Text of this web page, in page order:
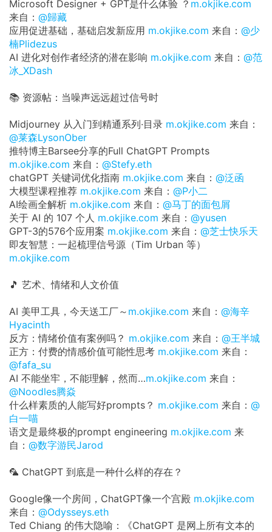
Microsoft Designer + GPT是什么体验 ？ m.okjike.com
来自： @歸藏
应用促进基础，基础启发新应用 m.okjike.com 来自： @少
楠Plidezus
AI 进化对创作者经济的潜在影响 m.okjike.com 来自： @范
冰_XDash
📚 资源帖：当噪声远远超过信号时
Midjourney 从入门到精通系列·目录 m.okjike.com 来自：
@莱森LysonOber
推特博主Barsee分享的Full ChatGPT Prompts
m.okjike.com 来自： @Stefy.eth
chatGPT 关键词优化指南 m.okjike.com 来自： @泛函
大模型课程推荐 m.okjike.com 来自： @P小二
AI绘画全解析 m.okjike.com 来自： @马丁的面包屑
关于 AI 的 107 个人 m.okjike.com 来自： @yusen
GPT-3的576个应用案 m.okjike.com 来自： @芝士快乐天
即友智慧：一起梳理信号源（Tim Urban 等）
m.okjike.com
🎵 艺术、情绪和人文价值
AI 美甲工具，今天送工厂～ m.okjike.com 来自： @海辛
Hyacinth
反方：情绪价值有案例吗？ m.okjike.com 来自： @王半城
正方：付费的情感价值可能性思考 m.okjike.com 来自：
@fafa_su
AI 不能坐牢，不能理解，然而…m.okjike.com 来自：
@Noodles腾焱
什么样素质的人能写好prompts？ m.okjike.com 来自： @
白一喵
语文是最终极的prompt engineering m.okjike.com 来
自： @数字游民Jarod
🦜 ChatGPT 到底是一种什么样的存在？
Google像一个房间，ChatGPT像一个宫殿 m.okjike.com
来自： @Odysseys.eth
Ted Chiang 的伟大隐喻：《ChatGPT 是网上所有文本的